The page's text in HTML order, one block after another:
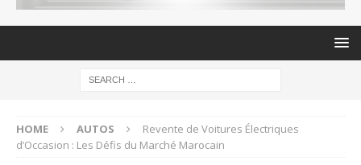
HOME AUTOS
Revente de Voitures Électriques
d’Occasion : Les Défis du Marché Marocain